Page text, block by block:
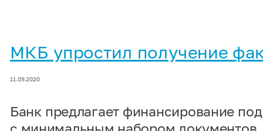
МКБ упростил получение
11.09.2020
Банк предлагает финансирование